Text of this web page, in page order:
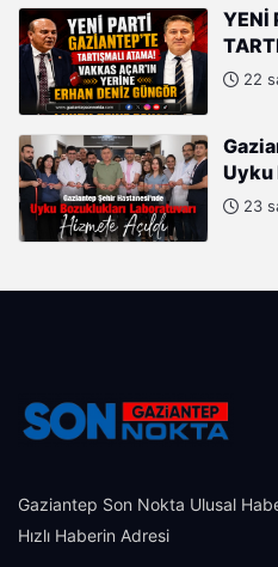
YENİ
22
Uyku
23
Gaziantep Son Nokta Ulusal
Hızlı Haberin Adresi